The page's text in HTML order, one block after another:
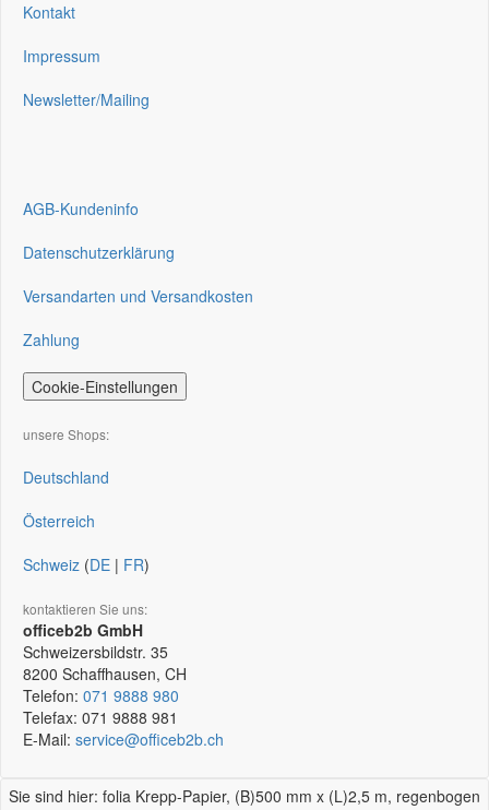
Kontakt
Impressum
Newsletter/Mailing
AGB-Kundeninfo
Datenschutzerklärung
Versandarten und Versandkosten
Zahlung
Cookie-Einstellungen
unsere Shops:
Deutschland
Österreich
Schweiz (DE | FR)
kontaktieren Sie uns:
officeb2b GmbH
Schweizersbildstr. 35
8200 Schaffhausen, CH
Telefon: 071 9888 980
Telefax: 071 9888 981
E-Mail: service@officeb2b.ch
Sie sind hier: folia Krepp-Papier, (B)500 mm x (L)2,5 m, regenbogen